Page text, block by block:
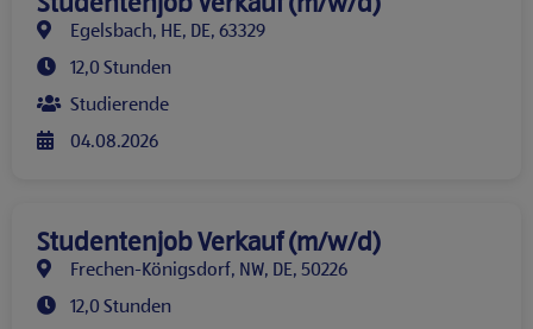
Egelsbach, HE, DE, 63329
12,0 Stunden
Studierende
04.08.2026
Studentenjob Verkauf (m/w/d)
Frechen-Königsdorf, NW, DE, 50226
12,0 Stunden